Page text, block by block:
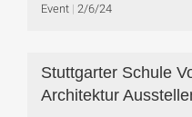
Event 2/6/24
Stuttgarter Schule
Architektur